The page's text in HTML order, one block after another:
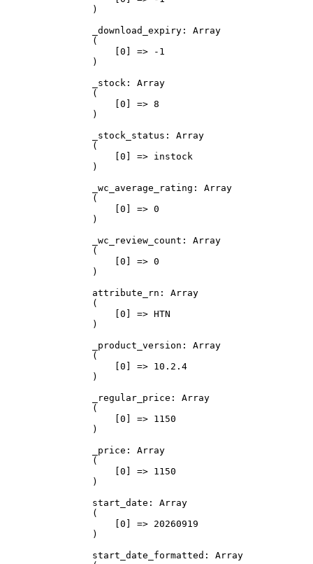
)
_download_expiry: Array
(
    [0] => -1
)
_stock: Array
(
    [0] => 8
)
_stock_status: Array
(
    [0] => instock
)
_wc_average_rating: Array
(
    [0] => 0
)
_wc_review_count: Array
(
    [0] => 0
)
attribute_rn: Array
(
    [0] => HTN
)
_product_version: Array
(
    [0] => 10.2.4
)
_regular_price: Array
(
    [0] => 1150
)
_price: Array
(
    [0] => 1150
)
start_date: Array
(
    [0] => 20260919
)
start_date_formatted: Array